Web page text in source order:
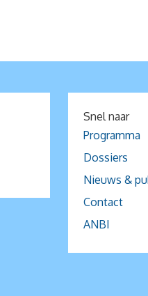
Snel naar
Programma
Dossiers
Nieuws &
Contact
ANBI